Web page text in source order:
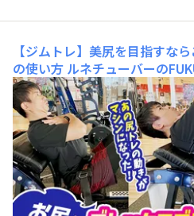
【ジムトレ】美尻を目指すな
の使い方 ルネチューバーの
式YouTube「ルネサンスチャ
^)/ 今回は 【ジムトレ】
ブトックスブリッジの使い
よかったら是